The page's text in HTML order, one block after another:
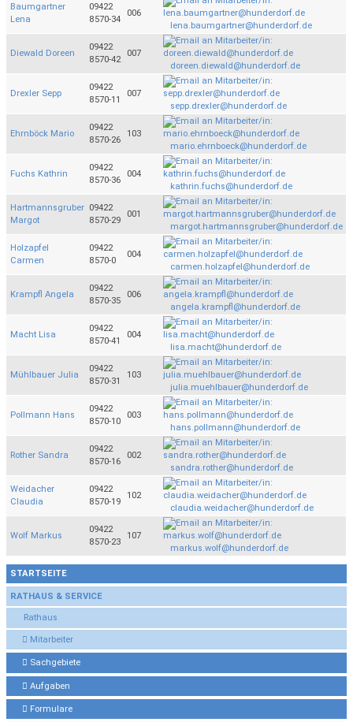
STARTSEITE
RATHAUS & SERVICE
Rathaus
Mitarbeiter
Sachgebiete
Aufgaben
Formulare
Baumgartner
Lena
09422
8570-34
006
lena.baumgartner@hunderdorf.de
Diewald Doreen
09422
8570-42
007
doreen.diewald@hunderdorf.de
Drexler Sepp
09422
8570-11
007
sepp.drexler@hunderdorf.de
Ehrnböck Mario
09422
8570-26
103
mario.ehrnboeck@hunderdorf.de
Fuchs Kathrin
09422
8570-36
004
kathrin.fuchs@hunderdorf.de
Hartmannsgruber
Margot
09422
8570-29
001
margot.hartmannsgruber@hunderdorf.de
Holzapfel
Carmen
09422
8570-0
004
carmen.holzapfel@hunderdorf.de
Krampfl Angela
09422
8570-35
006
angela.krampfl@hunderdorf.de
Macht Lisa
09422
8570-41
004
lisa.macht@hunderdorf.de
Mühlbauer Julia
09422
8570-31
103
julia.muehlbauer@hunderdorf.de
Pollmann Hans
09422
8570-10
003
hans.pollmann@hunderdorf.de
Rother Sandra
09422
8570-16
002
sandra.rother@hunderdorf.de
Weidacher
Claudia
09422
8570-19
102
claudia.weidacher@hunderdorf.de
Wolf Markus
09422
8570-23
107
markus.wolf@hunderdorf.de